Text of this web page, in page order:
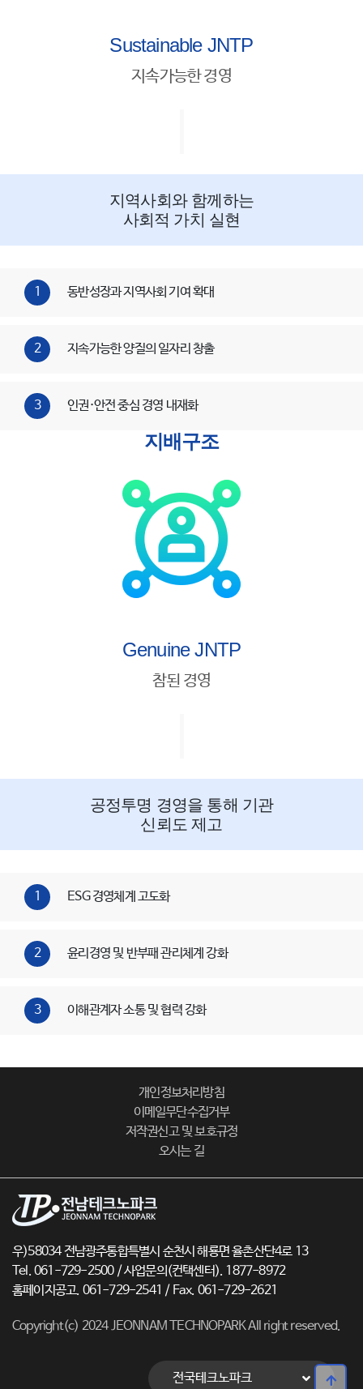
Sustainable JNTP
지속가능한 경영
지역사회와 함께하는
사회적 가치 실현
1 동반성장과 지역사회 기여 확대
2 지속가능한 양질의 일자리 창출
3 인권·안전 중심 경영 내재화
지배구조
Genuine JNTP
참된 경영
공정투명 경영을 통해 기관
신뢰도 제고
1 ESG 경영체계 고도화
2 윤리경영 및 반부패 관리체계 강화
3 이해관계자 소통 및 협력 강화
개인정보처리방침
이메일무단수집거부
저작권신고 및 보호규정
오시는 길
우)58034 전남광주통합특별시 순천시 해룡면 율촌산단4로 13
Tel. 061-729-2500 / 사업문의(컨택센터). 1877-8972
홈페이지공고. 061-729-2541 / Fax. 061-729-2621
Copyright(c) 2024 JEONNAM TECHNOPARK All right reserved.
전국테크노파크